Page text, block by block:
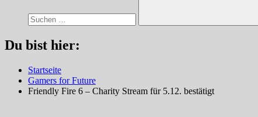
Suchen
Du bist hier:
Startseite
Gamers for Future
Friendly Fire 6 – Charity Stream für 5.12. bestätigt